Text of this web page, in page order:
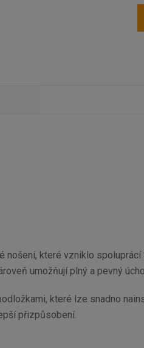
nošení, které vzniklo spoluprácí
umožňují plný a pevný
které lze snadno
přizpůsobení.